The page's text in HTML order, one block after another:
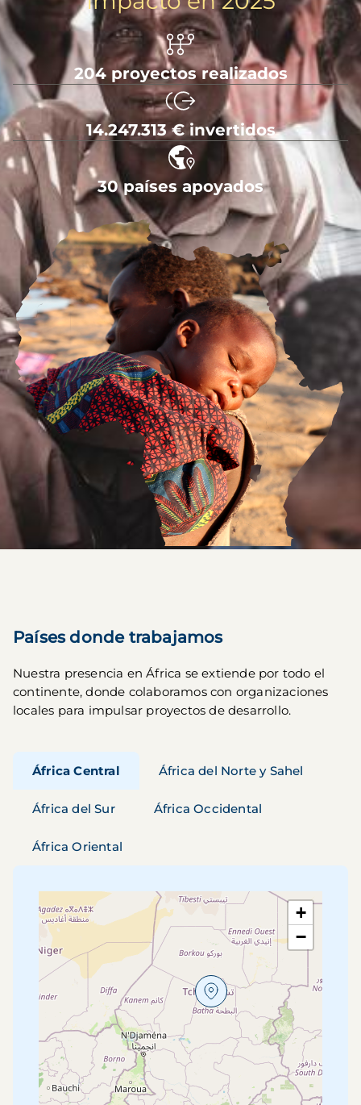
204 proyectos realizados
14.247.313 € invertidos
30 países apoyados
Imagen
Países donde trabajamos
Nuestra presencia en África se extiende por todo el
continente, donde colaboramos con organizaciones
locales para impulsar proyectos de desarrollo.
África Central África del Norte y Sahel
África del Sur África Occidental
África Oriental
+
−